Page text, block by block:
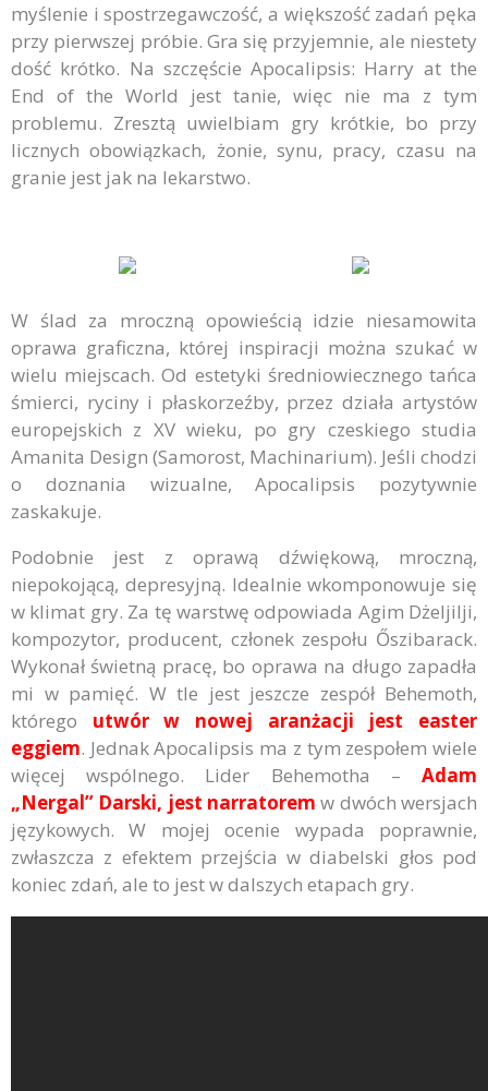
myślenie i spostrzegawczość, a większość zadań pęka
przy pierwszej próbie. Gra się przyjemnie, ale niestety
dość krótko. Na szczęście Apocalipsis: Harry at the
End of the World jest tanie, więc nie ma z tym
problemu. Zresztą uwielbiam gry krótkie, bo przy
licznych obowiązkach, żonie, synu, pracy, czasu na
granie jest jak na lekarstwo.
W ślad za mroczną opowieścią idzie niesamowita
oprawa graficzna, której inspiracji można szukać w
wielu miejscach. Od estetyki średniowiecznego tańca
śmierci, ryciny i płaskorzeźby, przez działa artystów
europejskich z XV wieku, po gry czeskiego studia
Amanita Design (Samorost, Machinarium). Jeśli chodzi
o doznania wizualne, Apocalipsis pozytywnie
zaskakuje.
Podobnie jest z oprawą dźwiękową, mroczną,
niepokojącą, depresyjną. Idealnie wkomponowuje się
w klimat gry. Za tę warstwę odpowiada Agim Dżeljilji,
kompozytor, producent, członek zespołu Őszibarack.
Wykonał świetną pracę, bo oprawa na długo zapadła
mi w pamięć. W tle jest jeszcze zespół Behemoth,
którego utwór w nowej aranżacji jest easter
eggiem. Jednak Apocalipsis ma z tym zespołem wiele
więcej wspólnego. Lider Behemotha – Adam
„Nergal” Darski, jest narratorem w dwóch wersjach
językowych. W mojej ocenie wypada poprawnie,
zwłaszcza z efektem przejścia w diabelski głos pod
koniec zdań, ale to jest w dalszych etapach gry.